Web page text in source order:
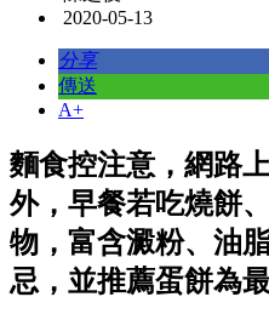
2020-05-13
分享
傳送
A+
麵食控注意，網路
外，早餐若吃燒餅
物，富含澱粉、油
忌，並推薦蛋餅為最